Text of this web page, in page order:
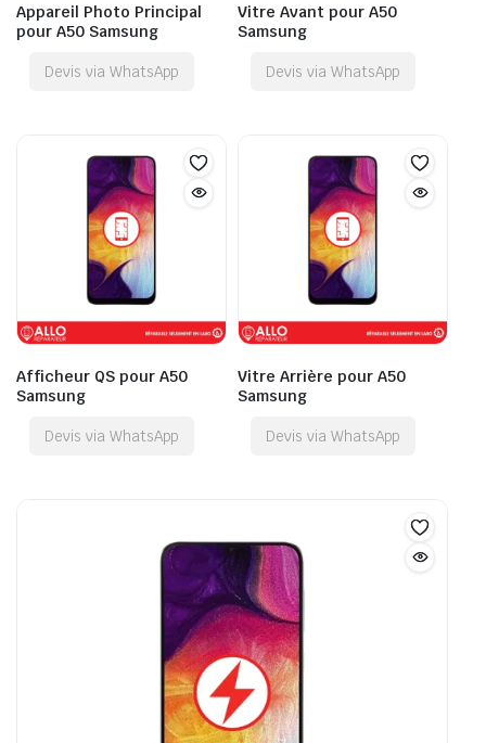
Appareil Photo Principal
pour A50 Samsung
Devis via WhatsApp
Vitre Avant pour A50
Samsung
Devis via WhatsApp
Afficheur QS pour A50
Samsung
Devis via WhatsApp
Vitre Arrière pour A50
Samsung
Devis via WhatsApp